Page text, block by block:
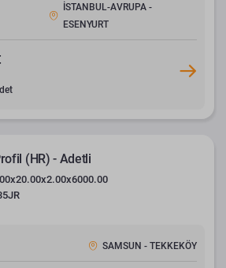
İSTANBUL-AVRUPA -
ESENYURT
(HR) - Adetli
SAMSUN - TEKKEKÖY